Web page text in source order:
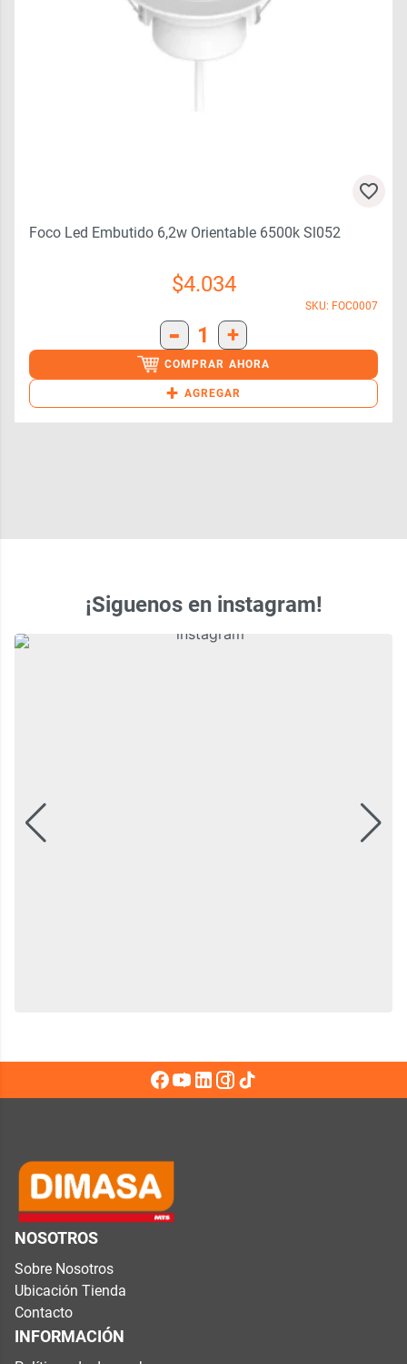
Foco Led Embutido 6,2w Orientable 6500k Sl052
$4.034
SKU: FOC0007
- 1 +
COMPRAR AHORA
+ AGREGAR
¡Siguenos en instagram!
NOSOTROS
Sobre Nosotros
Ubicación Tienda
Contacto
INFORMACIÓN